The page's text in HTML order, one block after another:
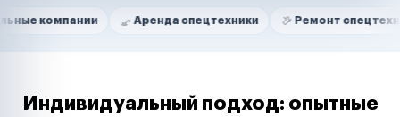
Нам доверяют
Аренда спецтехники Ремонт спецтехники
Маркетплейсы
Таксопарки
Индивидуальный подход: опытные